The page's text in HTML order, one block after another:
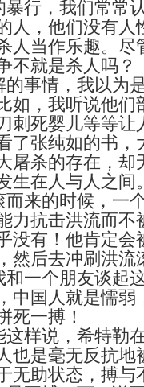
暴行，我们常常
人，他们没有人
人当作乐趣。尽
不就是杀人吗？
的事情，我以为
如，我听说他们
刺死婴儿等等让
了张纯如的书，
屠杀的存在，却
生在人与人之间
而来的时候，一
力抗击洪流而不
没有！他肯定会
然后去冲刷洪流
和一个朋友谈起
中国人就是懦弱
死一搏！
这样说，希特勒
也是毫无反抗地
无助状态，搏与